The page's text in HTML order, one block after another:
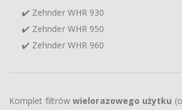
✔️ Zehnder WHR 930
✔️ Zehnder WHR 950
✔️ Zehnder WHR 960
Komplet filtrówwielorazowego użytku